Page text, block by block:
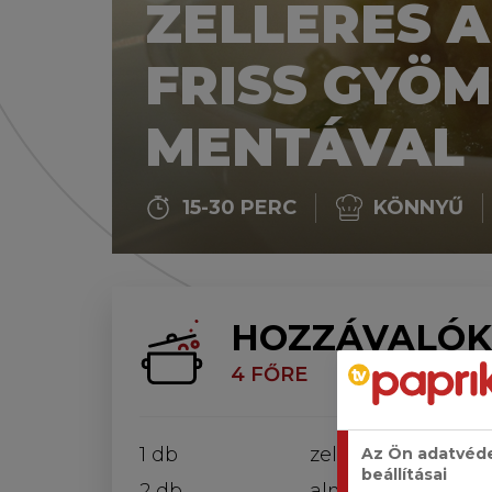
ZELLERES
FRISS
MENTÁVAL
15-30 PERC KÖNNYŰ
HOZZÁVALÓK
4 FŐRE
1 db
zellergumó
Az Ön
beállításai